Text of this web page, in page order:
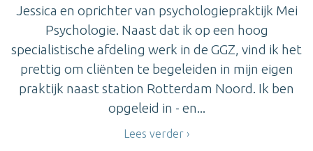
Jessica en oprichter van psychologiepraktijk Mei
Psychologie. Naast dat ik op een hoog
specialistische afdeling werk in de GGZ, vind ik het
prettig om cliënten te begeleiden in mijn eigen
praktijk naast station Rotterdam Noord. Ik ben
opgeleid in - en...
Lees verder